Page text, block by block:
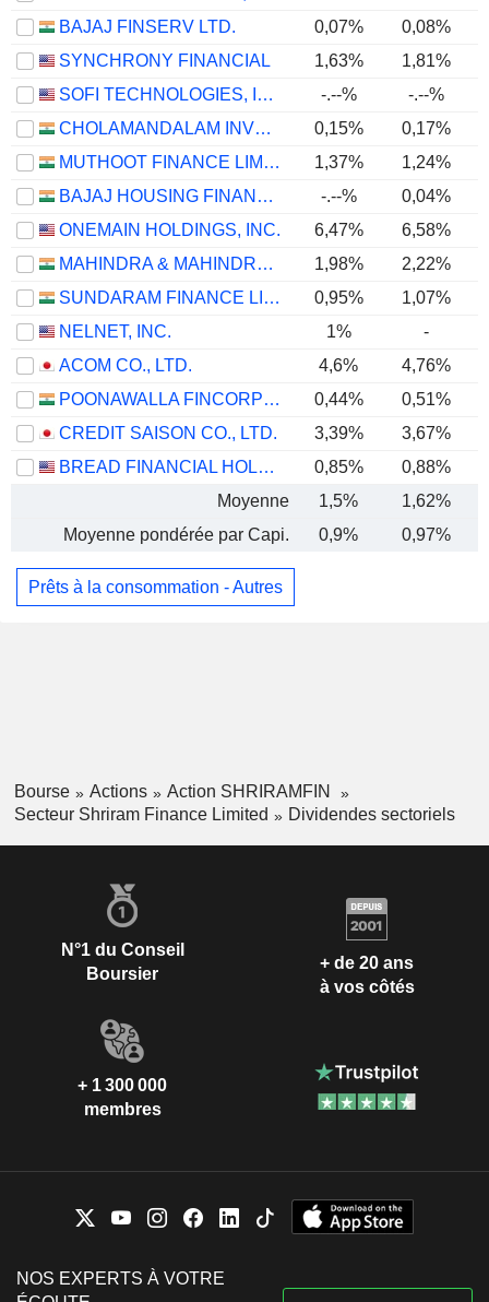
BAJAJ FINSERV LTD.
0,07% 0,08%
SYNCHRONY FINANCIAL
1,63%
1,81%
SOFI TECHNOLOGIES, INC.
-.--% -.--%
CHOLAMANDALAM INVESTMENT AND FINANCE COMPANY LIMITED
0,15% 0,17%
MUTHOOT FINANCE LIMITED
1,37% 1,24%
BAJAJ HOUSING FINANCE LIMITED
-.--%
0,04%
ONEMAIN HOLDINGS, INC.
6,47%
6,58%
MAHINDRA & MAHINDRA FINANCIAL SERVICES LIMITED
1,98% 2,22%
SUNDARAM FINANCE LIMITED
0,95% 1,07%
NELNET, INC.
1% -
ACOM CO., LTD.
4,6% 4,76%
POONAWALLA FINCORP LIMITED
0,44% 0,51%
CREDIT SAISON CO., LTD.
3,39%
3,67%
BREAD FINANCIAL HOLDINGS, INC.
0,85%
0,88%
Moyenne
1,5% 1,62%
Moyenne pondérée par Capi.
0,9% 0,97%
Prêts à la consommation - Autres
Bourse Actions
Action SHRIRAMFIN
Secteur Shriram Finance Limited
Dividendes sectoriels
N°1 du Conseil
Boursier
+ de 20 ans
à vos côtés
+ 1 300 000
membres
NOS EXPERTS À VOTRE